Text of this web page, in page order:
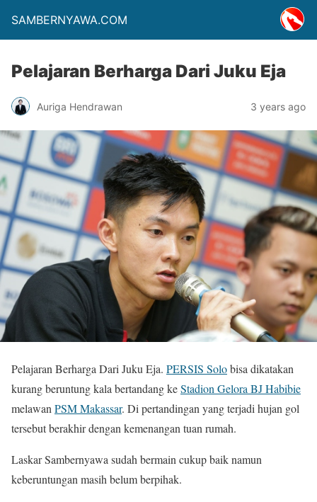
SAMBERNYAWA.COM
Pelajaran Berharga Dari Juku Eja
Auriga Hendrawan 3 years ago
Pelajaran Berharga Dari Juku Eja. PERSIS Solobisa dikatakan
kurang beruntung kala bertandang keStadion Gelora BJ Habibie
melawanPSM Makassar. Di pertandingan yang terjadi hujan gol
tersebut berakhir dengan kemenangan tuan rumah.
Laskar Sambernyawa sudah bermain cukup baik namun
keberuntungan masih belum berpihak.